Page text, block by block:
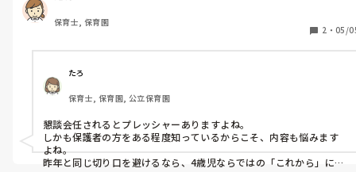
なので、それに被らない、懇談会の内容は何がいいと思います
か？
保育士, 保育園
2 ・ 05/
たろ
保育士, 保育園, 公立保育園
懇談会任されるとプレッシャーありますよね。
しかも保護者の方をある程度知っているからこそ、内容も悩みます
よね。
昨年と同じ切り口を避けるなら、4歳児ならではの「これから」に少